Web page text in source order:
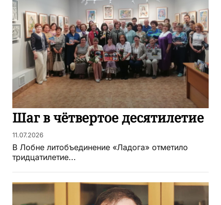
Шаг в чётвертое десятилетие
11.07.2026
В Лобне литобъединение «Ладога» отметило
тридцатилетие...